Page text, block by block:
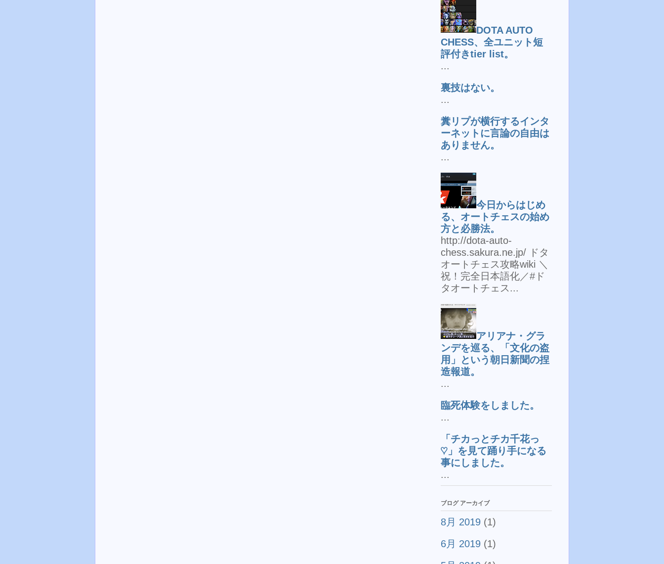
DOTA AUTO
CHESS、全ユニット短
評付きtier list。
...
裏技はない。
...
糞リプが横行するインタ
ーネットに言論の自由は
ありません。
...
今日からはじめ
る、オートチェスの始め
方と必勝法。
http://dota-auto-
chess.sakura.ne.jp/ ドタ
オートチェス攻略wiki ＼
祝！完全日本語化／#ド
タオートチェス...
アリアナ・グラ
ンデを巡る、「文化の盗
用」という朝日新聞の捏
造報道。
...
臨死体験をしました。
...
「チカっとチカ千花っ
♡」を見て踊り手になる
事にしました。
...
ブログ アーカイブ
8月 2019 (1)
6月 2019 (1)